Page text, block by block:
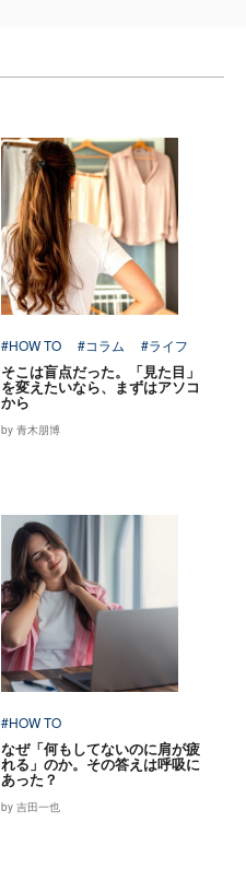
#HOW TO #コラム #ライフ
そこは盲点だった。「見た目」
を変えたいなら、まずはアソコ
から
by 青木朋博
#HOW TO
なぜ「何もしてないのに肩が疲
れる」のか。その答えは呼吸に
あった？
by 吉田一也